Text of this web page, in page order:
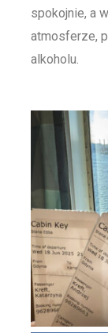
spokojnie, a
atmosferze,
alkoholu.